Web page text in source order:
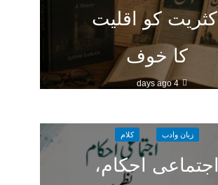
اکثریت کو اقلیت
کا خوف
4 days ago
زبان وادب کلام
اجتماعی احکام،